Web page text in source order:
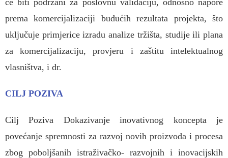
će biti podržani za poslovnu validaciju, odnosno napore
prema komercijalizaciji budućih rezultata projekta, što
uključuje primjerice izradu analize tržišta, studije ili plana
za komercijalizaciju, provjeru i zaštitu intelektualnog
vlasništva, i dr.
CILJ POZIVA
Cilj Poziva Dokazivanje inovativnog koncepta je
povećanje spremnosti za razvoj novih proizvoda i procesa
zbog poboljšanih istraživačko- razvojnih i inovacijskih